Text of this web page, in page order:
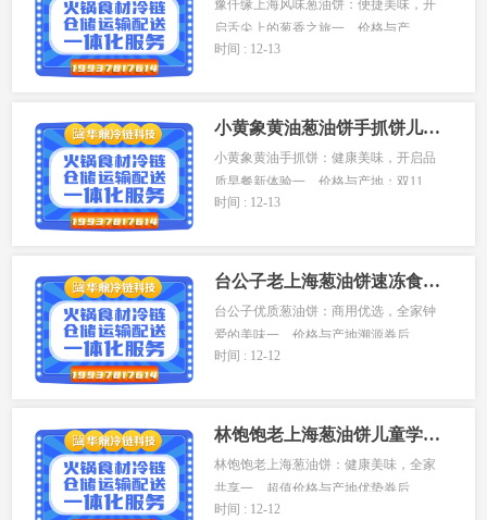
豫仟缘上海风味葱油饼：便捷美味，开
启舌尖上的葱香之旅一、价格与产...
时间 : 12-13
小黄象黄油葱油饼手抓饼儿童早餐葱油饼面饼皮饼酥皮速食
小黄象黄油手抓饼：健康美味，开启品
质早餐新体验一、价格与产地：双11...
时间 : 12-13
台公子老上海葱油饼速冻食品早餐半成品120片商用批发手工煎饼
台公子优质葱油饼：商用优选，全家钟
爱的美味一、价格与产地溯源券后...
时间 : 12-12
林饱饱老上海葱油饼儿童学生早餐半成品速食健康酥皮葱油饼
林饱饱老上海葱油饼：健康美味，全家
共享一、超值价格与产地优势券后...
时间 : 12-12